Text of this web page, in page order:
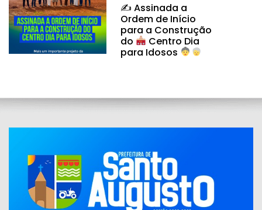
✍ Assinada a
Ordem de Início
para a Construção
do
Centro Dia
para Idosos